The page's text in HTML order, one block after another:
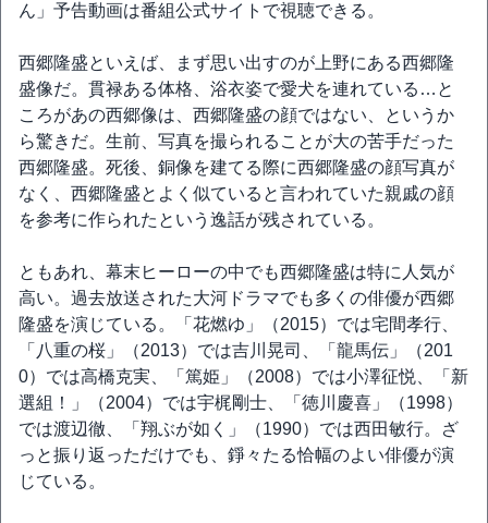
ん」予告動画は番組公式サイトで視聴できる。
西郷隆盛といえば、まず思い出すのが上野にある西郷隆
盛像だ。貫禄ある体格、浴衣姿で愛犬を連れている…と
ころがあの西郷像は、西郷隆盛の顔ではない、というか
ら驚きだ。生前、写真を撮られることが大の苦手だった
西郷隆盛。死後、銅像を建てる際に西郷隆盛の顔写真が
なく、西郷隆盛とよく似ていると言われていた親戚の顔
を参考に作られたという逸話が残されている。
ともあれ、幕末ヒーローの中でも西郷隆盛は特に人気が
高い。過去放送された大河ドラマでも多くの俳優が西郷
隆盛を演じている。「花燃ゆ」（2015）では宅間孝行、
「八重の桜」（2013）では吉川晃司、「龍馬伝」（201
0）では高橋克実、「篤姫」（2008）では小澤征悦、「新
選組！」（2004）では宇梶剛士、「徳川慶喜」（1998）
では渡辺徹、「翔ぶが如く」（1990）では西田敏行。ざ
っと振り返っただけでも、錚々たる恰幅のよい俳優が演
じている。